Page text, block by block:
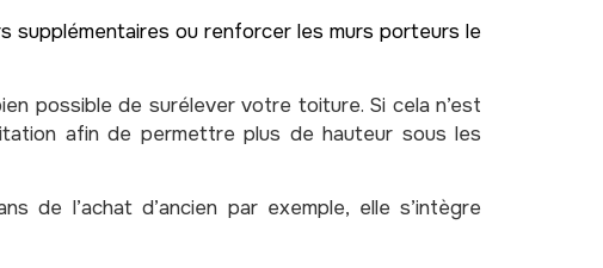
supplémentaires ou renforcer les murs porteurs le
possible de surélever votre toiture. Si cela n’est
afin de permettre plus de hauteur sous les
l’achat d’ancien par exemple, elle s’intègre